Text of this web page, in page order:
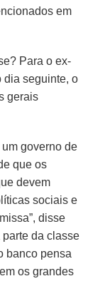
em
Para o ex-
dia seguinte, o
gerais
governo de
que os
devem
sociais e
disse
parte da classe
banco pensa
os grandes